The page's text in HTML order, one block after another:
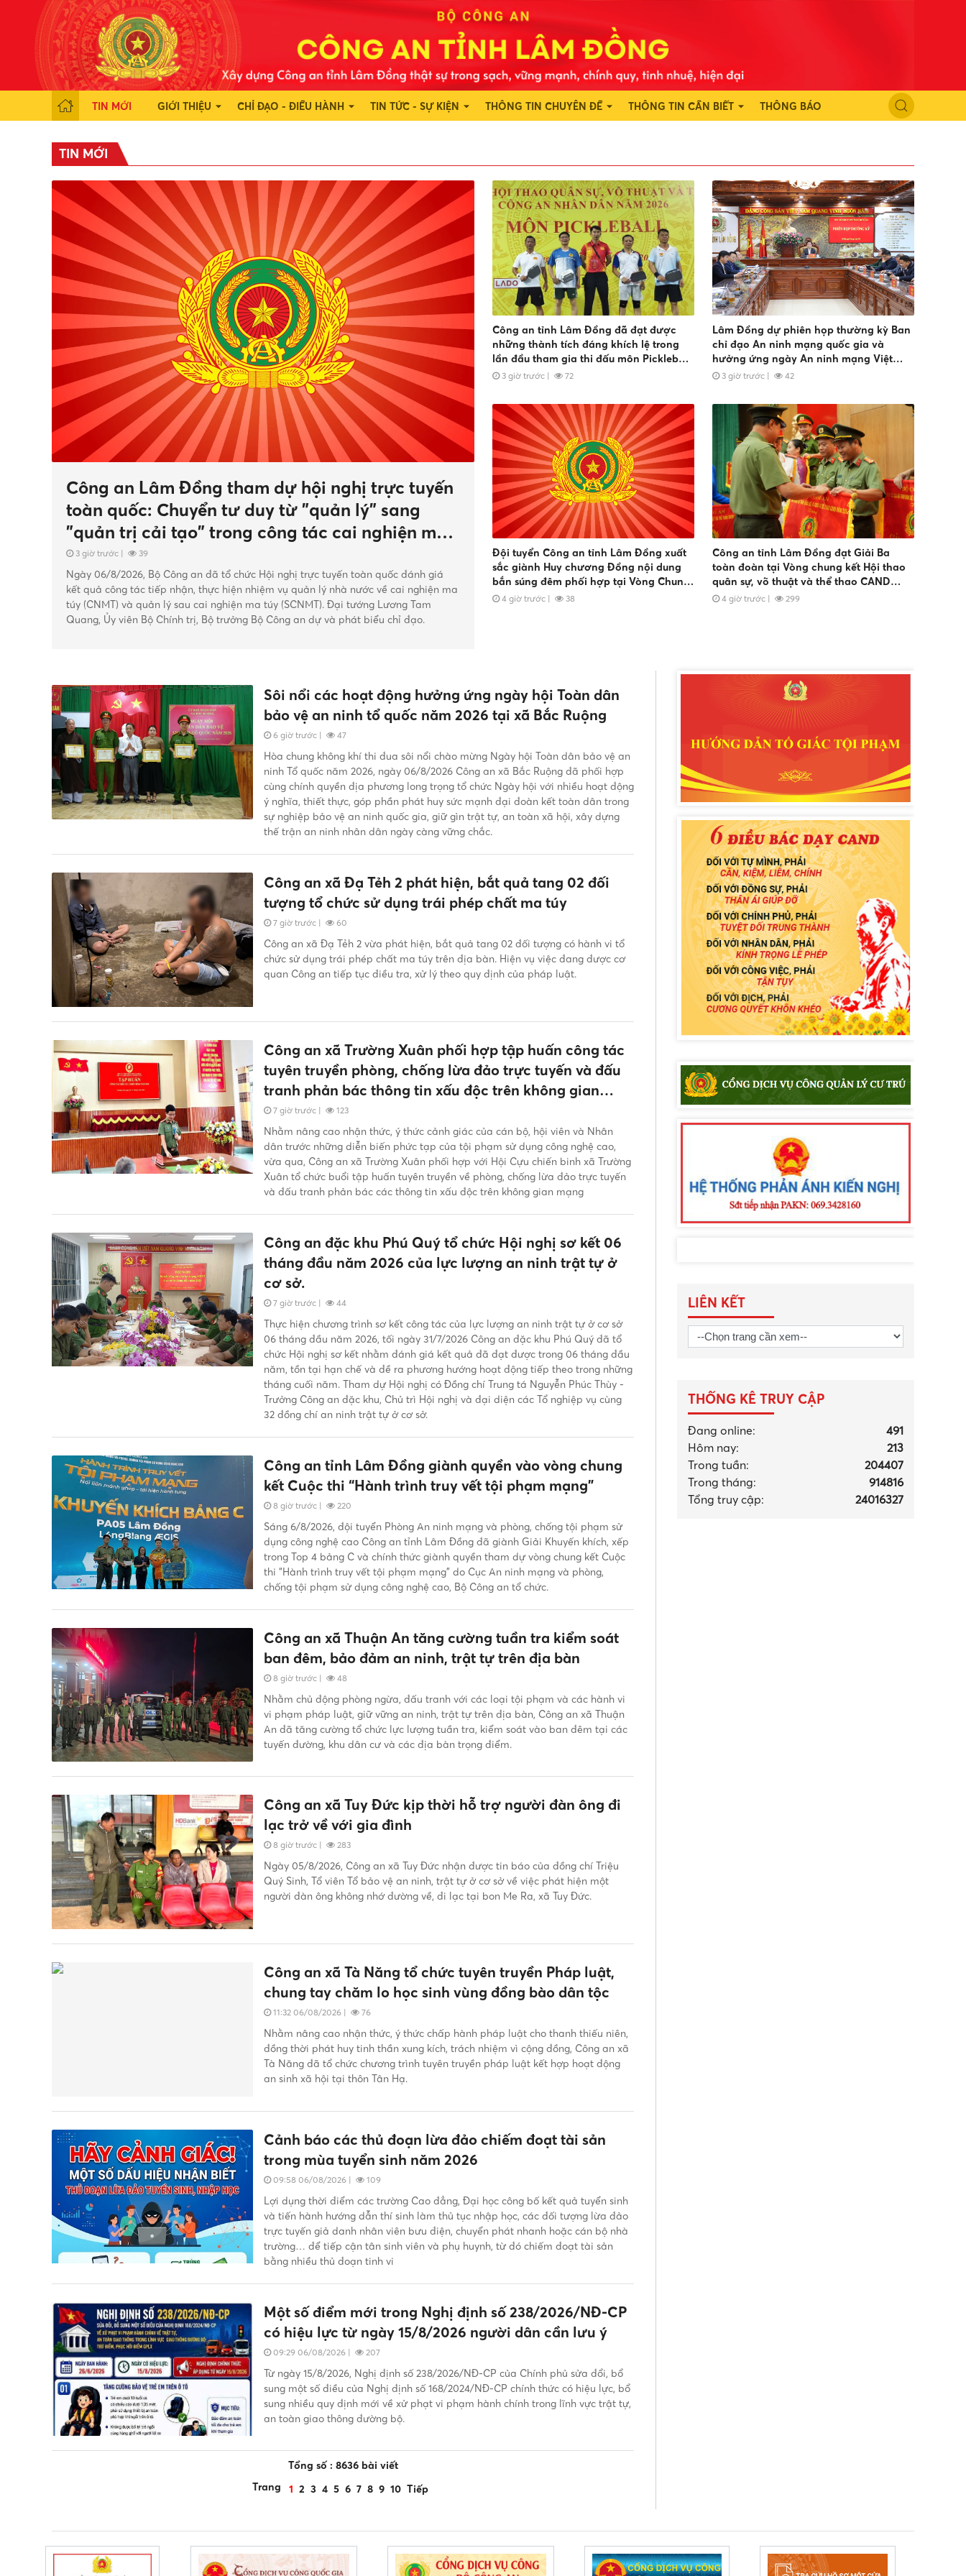
TIN MỚI GIỚI THIỆU CHỈ ĐẠO - ĐIỀU HÀNH TIN TỨC - SỰ KIỆN THÔNG TIN CHUYÊN ĐỀ THÔNG TIN CẦN BIẾT THÔNG BÁO
TIN MỚI
Công an Lâm Đồng tham dự hội nghị trực tuyến
toàn quốc: Chuyển tư duy từ "quản lý" sang
"quản trị cải tạo" trong công tác cai nghiện ma
túy
3 giờ trước | 39
Ngày 06/8/2026, Bộ Công an đã tổ chức Hội nghị trực tuyến toàn quốc đánh giá
kết quả công tác tiếp nhận, thực hiện nhiệm vụ quản lý nhà nước về cai nghiện ma
túy (CNMT) và quản lý sau cai nghiện ma túy (SCNMT). Đại tướng Lương Tam
Quang, Ủy viên Bộ Chính trị, Bộ trưởng Bộ Công an dự và phát biểu chỉ đạo.
Công an tỉnh Lâm Đồng đã đạt được
những thành tích đáng khích lệ trong
lần đầu tham gia thi đấu môn Pickleball,
tại Vòng chung kết Hội thao Công an
3 giờ trước| 72
Lâm Đồng dự phiên họp thường kỳ Ban
chỉ đạo An ninh mạng quốc gia và
hưởng ứng ngày An ninh mạng Việt
Nam 2026
3 giờ trước| 42
Đội tuyển Công an tỉnh Lâm Đồng xuất
sắc giành Huy chương Đồng nội dung
bắn súng đêm phối hợp tại Vòng Chung
kết Hội thao CAND năm 2026
4 giờ trước| 38
Công an tỉnh Lâm Đồng đạt Giải Ba
toàn đoàn tại Vòng chung kết Hội thao
quân sự, võ thuật và thể thao CAND
năm 2026
4 giờ trước| 299
Sôi nổi các hoạt động hưởng ứng ngày hội Toàn dân
bảo vệ an ninh tổ quốc năm 2026 tại xã Bắc Ruộng
6 giờ trước | 47
Hòa chung không khí thi đua sôi nổi chào mừng Ngày hội Toàn dân bảo vệ an
ninh Tổ quốc năm 2026, ngày 06/8/2026 Công an xã Bắc Ruộng đã phối hợp
cùng chính quyền địa phương long trọng tổ chức Ngày hội với nhiều hoạt động
ý nghĩa, thiết thực, góp phần phát huy sức mạnh đại đoàn kết toàn dân trong
sự nghiệp bảo vệ an ninh quốc gia, giữ gìn trật tự, an toàn xã hội, xây dựng
thế trận an ninh nhân dân ngày càng vững chắc.
Công an xã Đạ Tẻh 2 phát hiện, bắt quả tang 02 đối
tượng tổ chức sử dụng trái phép chất ma túy
7 giờ trước | 60
Công an xã Đạ Tẻh 2 vừa phát hiện, bắt quả tang 02 đối tượng có hành vi tổ
chức sử dụng trái phép chất ma túy trên địa bàn. Hiện vụ việc đang được cơ
quan Công an tiếp tục điều tra, xử lý theo quy định của pháp luật.
Công an xã Trường Xuân phối hợp tập huấn công tác
tuyên truyền phòng, chống lừa đảo trực tuyến và đấu
tranh phản bác thông tin xấu độc trên không gian
mạng
7 giờ trước | 123
Nhằm nâng cao nhận thức, ý thức cảnh giác của cán bộ, hội viên và Nhân
dân trước những diễn biến phức tạp của tội phạm sử dụng công nghệ cao,
vừa qua, Công an xã Trường Xuân phối hợp với Hội Cựu chiến binh xã Trường
Xuân tổ chức buổi tập huấn tuyên truyền về phòng, chống lừa đảo trực tuyến
và đấu tranh phản bác các thông tin xấu độc trên không gian mạng
Công an đặc khu Phú Quý tổ chức Hội nghị sơ kết 06
tháng đầu năm 2026 của lực lượng an ninh trật tự ở
cơ sở.
7 giờ trước | 44
Thực hiện chương trình sơ kết công tác của lực lượng an ninh trật tự ở cơ sở
06 tháng đầu năm 2026, tối ngày 31/7/2026 Công an đặc khu Phú Quý đã tổ
chức Hội nghị sơ kết nhằm đánh giá kết quả đã đạt được trong 06 tháng đầu
năm, tồn tại hạn chế và đề ra phương hướng hoạt động tiếp theo trong những
tháng cuối năm. Tham dự Hội nghị có Đồng chí Trung tá Nguyễn Phúc Thùy -
Trưởng Công an đặc khu, Chủ trì Hội nghị và đại diện các Tổ nghiệp vụ cùng
32 đồng chí an ninh trật tự ở cơ sở.
Công an tỉnh Lâm Đồng giành quyền vào vòng chung
kết Cuộc thi “Hành trình truy vết tội phạm mạng”
8 giờ trước | 220
Sáng 6/8/2026, đội tuyển Phòng An ninh mạng và phòng, chống tội phạm sử
dụng công nghệ cao Công an tỉnh Lâm Đồng đã giành Giải Khuyến khích, xếp
trong Top 4 bảng C và chính thức giành quyền tham dự vòng chung kết Cuộc
thi “Hành trình truy vết tội phạm mạng” do Cục An ninh mạng và phòng,
chống tội phạm sử dụng công nghệ cao, Bộ Công an tổ chức.
Công an xã Thuận An tăng cường tuần tra kiểm soát
ban đêm, bảo đảm an ninh, trật tự trên địa bàn
8 giờ trước | 48
Nhằm chủ động phòng ngừa, đấu tranh với các loại tội phạm và các hành vi
vi phạm pháp luật, giữ vững an ninh, trật tự trên địa bàn, Công an xã Thuận
An đã tăng cường tổ chức lực lượng tuần tra, kiểm soát vào ban đêm tại các
tuyến đường, khu dân cư và các địa bàn trọng điểm.
Công an xã Tuy Đức kịp thời hỗ trợ người đàn ông đi
lạc trở về với gia đình
8 giờ trước | 283
Ngày 05/8/2026, Công an xã Tuy Đức nhận được tin báo của đồng chí Triệu
Quý Sinh, Tổ viên Tổ bảo vệ an ninh, trật tự ở cơ sở về việc phát hiện một
người đàn ông không nhớ đường về, đi lạc tại bon Me Ra, xã Tuy Đức.
Công an xã Tà Năng tổ chức tuyên truyền Pháp luật,
chung tay chăm lo học sinh vùng đồng bào dân tộc
11:32 06/08/2026 | 76
Nhằm nâng cao nhận thức, ý thức chấp hành pháp luật cho thanh thiếu niên,
đồng thời phát huy tinh thần xung kích, trách nhiệm vì cộng đồng, Công an xã
Tà Năng đã tổ chức chương trình tuyên truyền pháp luật kết hợp hoạt động
an sinh xã hội tại thôn Tân Hạ.
Cảnh báo các thủ đoạn lừa đảo chiếm đoạt tài sản
trong mùa tuyển sinh năm 2026
09:58 06/08/2026 | 109
Lợi dụng thời điểm các trường Cao đẳng, Đại học công bố kết quả tuyển sinh
và tiến hành hướng dẫn thí sinh làm thủ tục nhập học, các đối tượng lừa đảo
trực tuyến giả danh nhân viên bưu điện, chuyển phát nhanh hoặc cán bộ nhà
trường… để tiếp cận tân sinh viên và phụ huynh, từ đó chiếm đoạt tài sản
bằng nhiều thủ đoạn tinh vi
Một số điểm mới trong Nghị định số 238/2026/NĐ-CP
có hiệu lực từ ngày 15/8/2026 người dân cần lưu ý
09:29 06/08/2026 | 207
Từ ngày 15/8/2026, Nghị định số 238/2026/NĐ-CP của Chính phủ sửa đổi, bổ
sung một số điều của Nghị định số 168/2024/NĐ-CP chính thức có hiệu lực, bổ
sung nhiều quy định mới về xử phạt vi phạm hành chính trong lĩnh vực trật tự,
an toàn giao thông đường bộ.
Tổng số : 8636 bài viết
Trang
1 2 3 4 5 6 7 8 9 10 Tiếp
LIÊN KẾT
THỐNG KÊ TRUY CẬP
Đang online:
491
Hôm nay:
213
Trong tuần:
204407
Trong tháng:
914816
Tổng truy cập:
24016327